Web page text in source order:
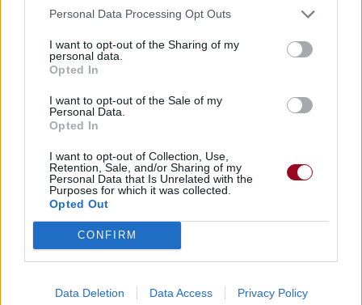
Personal Data Processing Opt Outs
I want to opt-out of the Sharing of my
personal data.
Opted In
I want to opt-out of the Sale of my
Personal Data.
Opted In
I want to opt-out of Collection, Use,
Retention, Sale, and/or Sharing of my
Personal Data that Is Unrelated with the
Purposes for which it was collected.
Opted Out
CONFIRM
Data Deletion Data Access Privacy Policy